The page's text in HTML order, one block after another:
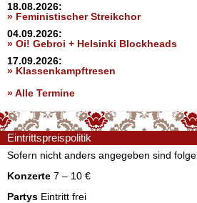
18.08.2026:
» Feministischer Streikchor
04.09.2026:
» Oi! Gebroi + Helsinki Blockheads
17.09.2026:
» Klassenkampftresen
» Alle Termine
Eintrittspreispolitik
Sofern nicht anders angegeben sind
Konzerte 7 – 10 €
Partys Eintritt frei